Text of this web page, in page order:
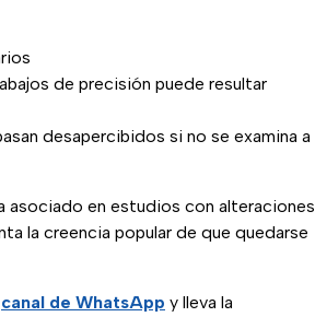
de precisión puede resultar
desapercibidos si no se examina a
asociado en estudios con alteraciones
la creencia popular de que quedarse
canal de WhatsApp y lleva la